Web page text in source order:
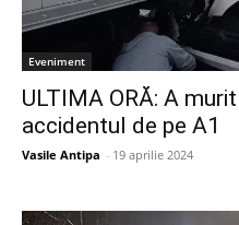
Eveniment
ULTIMA ORĂ: A
accidentul de pe A1
Vasile Antipa - 19 aprilie 2024